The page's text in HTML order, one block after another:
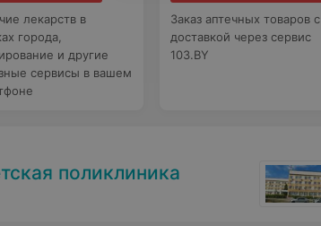
лекарств в
города,
и другие
сервисы в вашем
Заказ аптечных товаров с
доставкой через сервис
103.BY
поликлиника